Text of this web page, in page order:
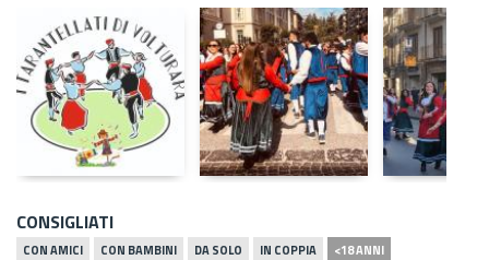
CONSIGLIATI
CON AMICI CON BAMBINI DA SOLO IN COPPIA
<18 ANNI